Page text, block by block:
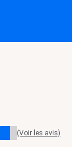
(Voir les avis)